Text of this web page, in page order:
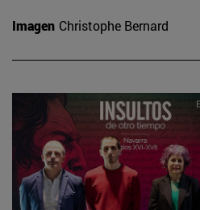
Imagen Christophe Bernard